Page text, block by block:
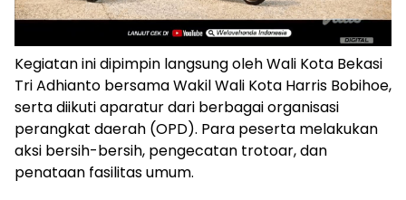
Kegiatan ini dipimpin langsung oleh Wali Kota Bekasi
Tri Adhianto bersama Wakil Wali Kota Harris Bobihoe,
serta diikuti aparatur dari berbagai organisasi
perangkat daerah (OPD). Para peserta melakukan
aksi bersih-bersih, pengecatan trotoar, dan
penataan fasilitas umum.